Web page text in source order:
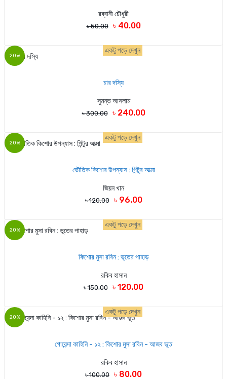
রব্বানী চৌধুরী
৳ 50.00 ৳ 40.00
20%
একটু পড়ে দেখুন
চার দস্যি
সুমন্ত আসলাম
৳ 300.00 ৳ 240.00
20%
একটু পড়ে দেখুন
ভৌতিক কিশোর উপন্যাস : পিন্টুর আত্মা
জিয়ন খান
৳ 120.00 ৳ 96.00
20%
একটু পড়ে দেখুন
কিশোর মুসা রবিন : ভূতের পাহাড়
রকিব হাসান
৳ 150.00 ৳ 120.00
20%
একটু পড়ে দেখুন
গোয়েন্দা কাহিনি - ১২ : কিশোর মুসা রবিন - আজব ভূত
রকিব হাসান
৳ 100.00 ৳ 80.00